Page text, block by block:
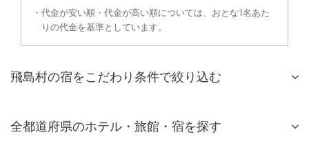
代金が安い順・代金が高い順については、おとな1名あた
りの代金を基準としています。
飛島村の宿をこだわり条件で絞り込む
全都道府県のホテル・旅館・宿を探す